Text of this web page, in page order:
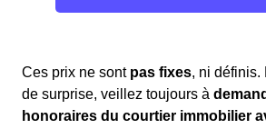
Ces prix ne sont pas fixes, ni définis.
de surprise, veillez toujours à
honoraires du courtier immobilier